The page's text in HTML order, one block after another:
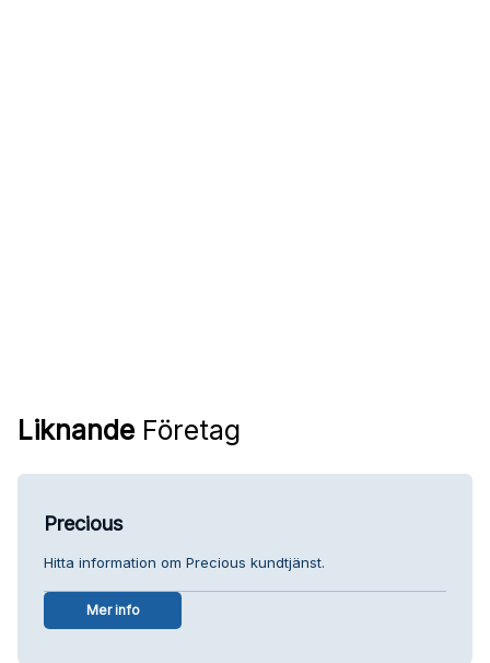
Liknande Företag
Precious
Hitta information om Precious kundtjänst.
Mer info